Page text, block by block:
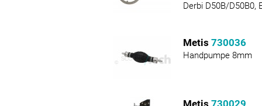
Derbi D50B/D50B0,
Metis 730036
Handpumpe 8mm
Metis 730029